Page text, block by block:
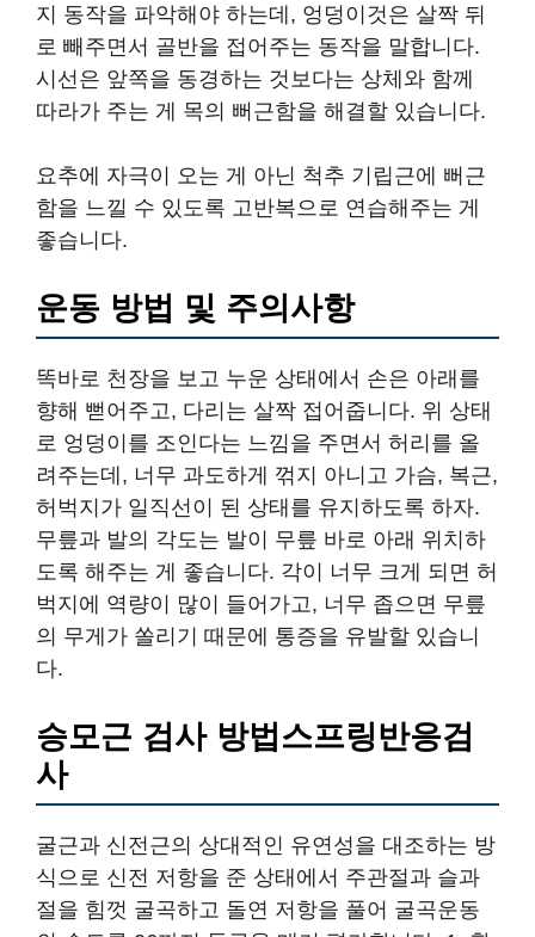
지 동작을 파악해야 하는데, 엉덩이것은 살짝 뒤
로 빼주면서 골반을 접어주는 동작을 말합니다.
시선은 앞쪽을 동경하는 것보다는 상체와 함께
따라가 주는 게 목의 뻐근함을 해결할 있습니다.
요추에 자극이 오는 게 아닌 척추 기립근에 뻐근
함을 느낄 수 있도록 고반복으로 연습해주는 게
좋습니다.
운동 방법 및 주의사항
똑바로 천장을 보고 누운 상태에서 손은 아래를
향해 뻗어주고, 다리는 살짝 접어줍니다. 위 상태
로 엉덩이를 조인다는 느낌을 주면서 허리를 올
려주는데, 너무 과도하게 꺾지 아니고 가슴, 복근,
허벅지가 일직선이 된 상태를 유지하도록 하자.
무릎과 발의 각도는 발이 무릎 바로 아래 위치하
도록 해주는 게 좋습니다. 각이 너무 크게 되면 허
벅지에 역량이 많이 들어가고, 너무 좁으면 무릎
의 무게가 쏠리기 때문에 통증을 유발할 있습니
다.
승모근 검사 방법스프링반응검
사
굴근과 신전근의 상대적인 유연성을 대조하는 방
식으로 신전 저항을 준 상태에서 주관절과 슬과
절을 힘껏 굴곡하고 돌연 저항을 풀어 굴곡운동